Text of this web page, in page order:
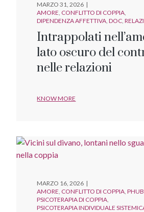
MARZO 31, 2026
AMORE CONFLITTO DI COPPIA
DIPENDENZA AFFETTIVA DOC
Intrappolati
lato oscuro del
nelle relazioni
KNOW MORE
MARZO 16, 2026
AMORE CONFLITTO DI COPPIA
PSICOTERAPIA DI COPPIA
PSICOTERAPIA INDIVIDUALE